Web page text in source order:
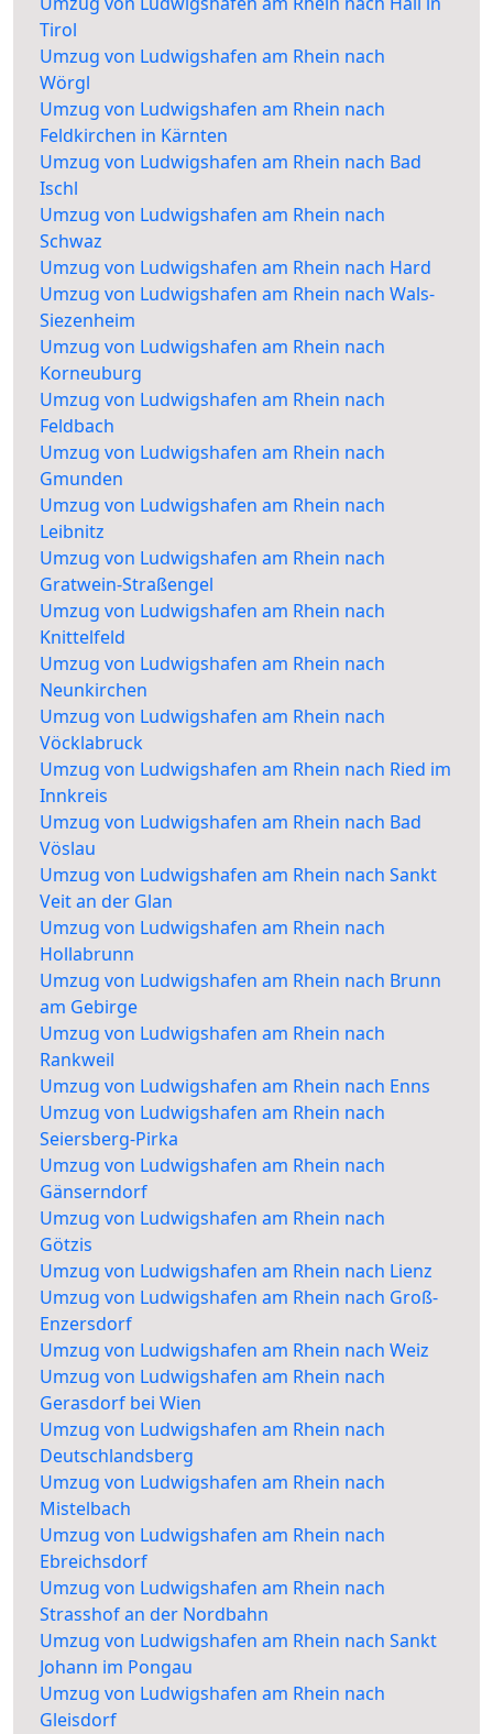
Tirol
Umzug von Ludwigshafen am Rhein nach
Wörgl
Umzug von Ludwigshafen am Rhein nach
Feldkirchen in Kärnten
Umzug von Ludwigshafen am Rhein nach Bad
Ischl
Umzug von Ludwigshafen am Rhein nach
Schwaz
Umzug von Ludwigshafen am Rhein nach Hard
Umzug von Ludwigshafen am Rhein nach Wals-
Siezenheim
Umzug von Ludwigshafen am Rhein nach
Korneuburg
Umzug von Ludwigshafen am Rhein nach
Feldbach
Umzug von Ludwigshafen am Rhein nach
Gmunden
Umzug von Ludwigshafen am Rhein nach
Leibnitz
Umzug von Ludwigshafen am Rhein nach
Gratwein-Straßengel
Umzug von Ludwigshafen am Rhein nach
Knittelfeld
Umzug von Ludwigshafen am Rhein nach
Neunkirchen
Umzug von Ludwigshafen am Rhein nach
Vöcklabruck
Umzug von Ludwigshafen am Rhein nach Ried im
Innkreis
Umzug von Ludwigshafen am Rhein nach Bad
Vöslau
Umzug von Ludwigshafen am Rhein nach Sankt
Veit an der Glan
Umzug von Ludwigshafen am Rhein nach
Hollabrunn
Umzug von Ludwigshafen am Rhein nach Brunn
am Gebirge
Umzug von Ludwigshafen am Rhein nach
Rankweil
Umzug von Ludwigshafen am Rhein nach Enns
Umzug von Ludwigshafen am Rhein nach
Seiersberg-Pirka
Umzug von Ludwigshafen am Rhein nach
Gänserndorf
Umzug von Ludwigshafen am Rhein nach
Götzis
Umzug von Ludwigshafen am Rhein nach Lienz
Umzug von Ludwigshafen am Rhein nach Groß-
Enzersdorf
Umzug von Ludwigshafen am Rhein nach Weiz
Umzug von Ludwigshafen am Rhein nach
Gerasdorf bei Wien
Umzug von Ludwigshafen am Rhein nach
Deutschlandsberg
Umzug von Ludwigshafen am Rhein nach
Mistelbach
Umzug von Ludwigshafen am Rhein nach
Ebreichsdorf
Umzug von Ludwigshafen am Rhein nach
Strasshof an der Nordbahn
Umzug von Ludwigshafen am Rhein nach Sankt
Johann im Pongau
Umzug von Ludwigshafen am Rhein nach
Gleisdorf